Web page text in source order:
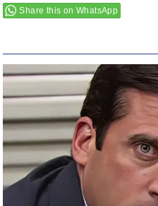
Share this on WhatsApp